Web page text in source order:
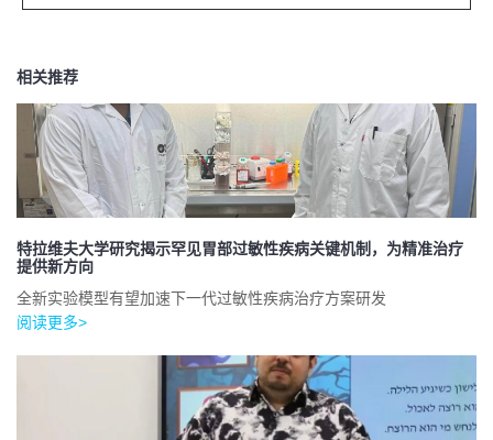
相关推荐
特拉维夫大学研究揭示罕见胃部过敏性疾病关键机制，为精准治疗
提供新方向
全新实验模型有望加速下一代过敏性疾病治疗方案研发
阅读更多>